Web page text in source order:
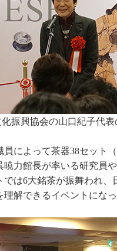
化振興協会の山口紀子代
によって茶器38セット
力館長が率いる研究員
は6大銘茶が振舞われ
解できるイベントにな